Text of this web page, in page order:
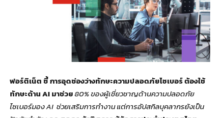
ฟอร์ติเน็ต ชี้ การอุดช่องว่างทักษะความปลอดภัยไซเบอร์ ต้องใช้
ทักษะด้าน AI มาช่วย80% ของผู้เชี่ยวชาญด้านความปลอดภัย
ไซเบอร์มอง AI ช่วยเสริมการทำงาน แต่การอัปสกิลบุคลากรยังเป็น